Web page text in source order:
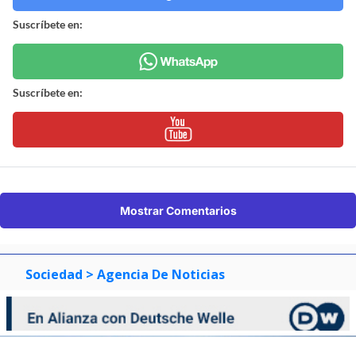
Suscríbete en:
Suscríbete en:
Mostrar Comentarios
Sociedad > Agencia De Noticias